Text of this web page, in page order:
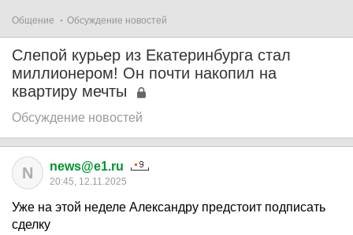
Общение Обсуждение новостей
Слепой курьер из Екатеринбурга стал
миллионером! Он почти накопил на
квартиру мечты
Обсуждение новостей
N news@e1.ru
20:45, 12.11.2025
Уже на этой неделе Александру предстоит подписать
сделку